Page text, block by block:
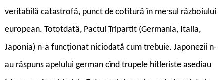
veritabilă catastrofă, punct de cotitură în mersul războiului
european. Tototdată, Pactul Tripartit (Germania, Italia,
Japonia) n-a funcționat niciodată cum trebuie. Japonezii n-
au răspuns apelului german cînd trupele hitleriste asediau